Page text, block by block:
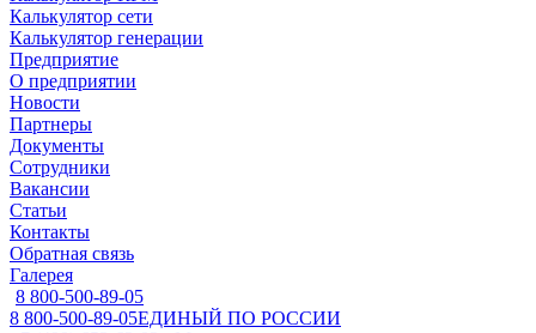
Калькулятор сети
Калькулятор генерации
Предприятие
О предприятии
Новости
Партнеры
Документы
Сотрудники
Вакансии
Статьи
Контакты
Обратная связь
Галерея
8 800-500-89-05
8 800-500-89-05ЕДИНЫЙ ПО РОССИИ